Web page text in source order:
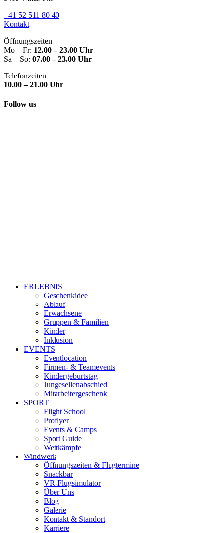
+41 52 511 80 40
Kontakt
Öffnungszeiten
Mo – Fr: 12.00 – 23.00 Uhr
Sa – So: 07.00 – 23.00 Uhr
Telefonzeiten
10.00 – 21.00 Uhr
Follow us
ERLEBNIS
Geschenkidee
Ablauf
Erwachsene
Gruppen & Familien
Kinder
Inklusion
EVENTS
Eventlocation
Firmen- & Teamevents
Kindergeburtstag
Jungesellenabschied
Mitarbeitergeschenk
SPORT
Flight School
Proflyer
Events & Camps
Sport Guide
Wettkämpfe
Windwerk
Öffnungszeiten & Flugtermine
Snackbar
VR-Flugsimulator
Über Uns
Blog
Galerie
Kontakt & Standort
Karriere